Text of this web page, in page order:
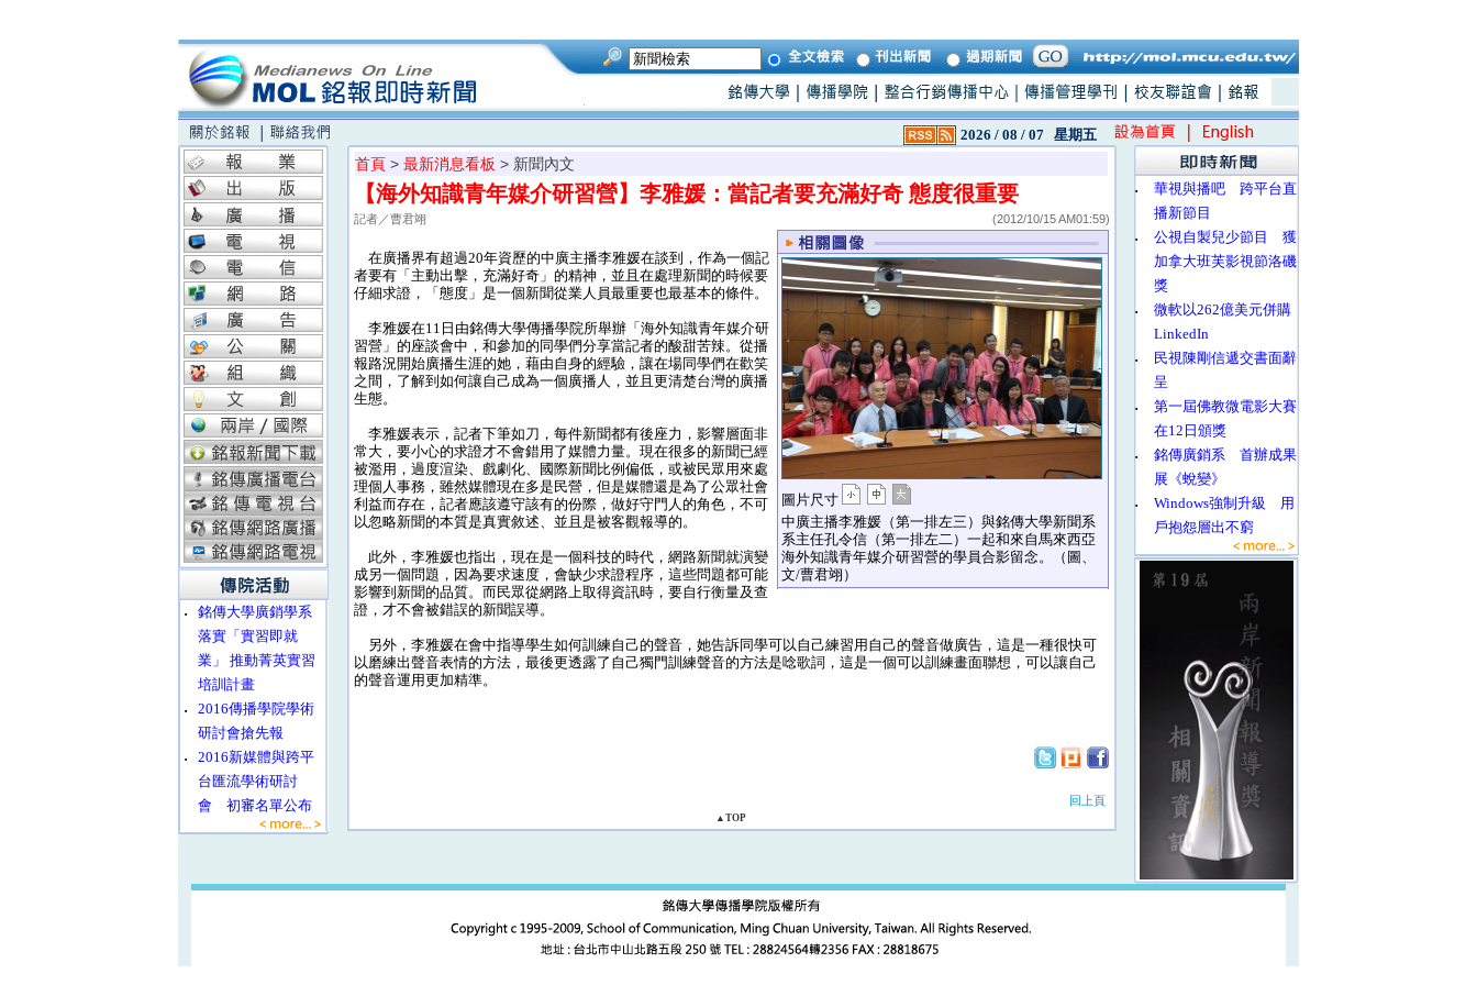
2026 / 08 / 07 星期五
‧
銘傳大學廣銷學系
落實「實習即就
業」 推動菁英實習
培訓計畫
‧
2016傳播學院學術
研討會搶先報
‧
2016新媒體與跨平
台匯流學術研討
會 初審名單公布
首頁 > 最新消息看板 > 新聞內文
【海外知識青年媒介研習營】李雅媛：當記者要充滿好奇 態度很重要
記者／曹君翊 (2012/10/15 AM01:59)
圖片尺寸
中廣主播李雅媛（第一排左三）與銘傳大學新聞系
系主任孔令信（第一排左二）一起和來自馬來西亞
海外知識青年媒介研習營的學員合影留念。（圖、
文/曹君翊）
在廣播界有超過20年資歷的中廣主播李雅媛在談到，作為一個記
者要有「主動出擊，充滿好奇」的精神，並且在處理新聞的時候要
仔細求證，「態度」是一個新聞從業人員最重要也最基本的條件。
李雅媛在11日由銘傳大學傳播學院所舉辦「海外知識青年媒介研
習營」的座談會中，和參加的同學們分享當記者的酸甜苦辣。從播
報路況開始廣播生涯的她，藉由自身的經驗，讓在場同學們在歡笑
之間，了解到如何讓自己成為一個廣播人，並且更清楚台灣的廣播
生態。
李雅媛表示，記者下筆如刀，每件新聞都有後座力，影響層面非
常大，要小心的求證才不會錯用了媒體力量。現在很多的新聞已經
被濫用，過度渲染、戲劇化、國際新聞比例偏低，或被民眾用來處
理個人事務，雖然媒體現在多是民營，但是媒體還是為了公眾社會
利益而存在，記者應該遵守該有的份際，做好守門人的角色，不可
以忽略新聞的本質是真實敘述、並且是被客觀報導的。
此外，李雅媛也指出，現在是一個科技的時代，網路新聞就演變
成另一個問題，因為要求速度，會缺少求證程序，這些問題都可能
影響到新聞的品質。而民眾從網路上取得資訊時，要自行衡量及查
證，才不會被錯誤的新聞誤導。
另外，李雅媛在會中指導學生如何訓練自己的聲音，她告訴同學可以自己練習用自己的聲音做廣告，這是一種很快可
以磨練出聲音表情的方法，最後更透露了自己獨門訓練聲音的方法是唸歌詞，這是一個可以訓練畫面聯想，可以讓自己
的聲音運用更加精準。
回上頁
▲TOP
‧
華視與播吧 跨平台直
播新節目
‧
公視自製兒少節目 獲
加拿大班芙影視節洛磯
獎
‧
微軟以262億美元併購
LinkedIn
‧
民視陳剛信遞交書面辭
呈
‧
第一屆佛教微電影大賽
在12日頒獎
‧
銘傳廣銷系 首辦成果
展《蛻變》
‧
Windows強制升級 用
戶抱怨層出不窮